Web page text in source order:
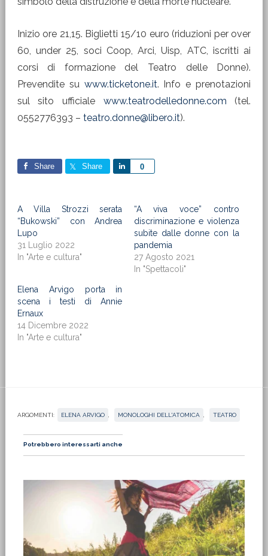
Inizio ore 21,15. Biglietti 15/10 euro (riduzioni per over
60, under 25, soci Coop, Arci, Uisp, ATC, iscritti ai
corsi di formazione del Teatro delle Donne).
Prevendite su www.ticketone.it. Info e prenotazioni
sul sito ufficiale www.teatrodelledonne.com (tel.
0552776393 – teatro.donne@libero.it).
Share Share 0
Share
A Villa Strozzi serata
“Bukowski” con Andrea
Lupo
31 Luglio 2022
In "Arte e cultura"
“A viva voce” contro
discriminazione e violenza
subite dalle donne con la
pandemia
27 Agosto 2021
In "Spettacoli"
Elena Arvigo porta in
scena i testi di Annie
Ernaux
14 Dicembre 2022
In "Arte e cultura"
ARGOMENTI: ELENA ARVIGO MONOLOGHI DELL'ATOMICA TEATRO
Potrebbero interessarti anche